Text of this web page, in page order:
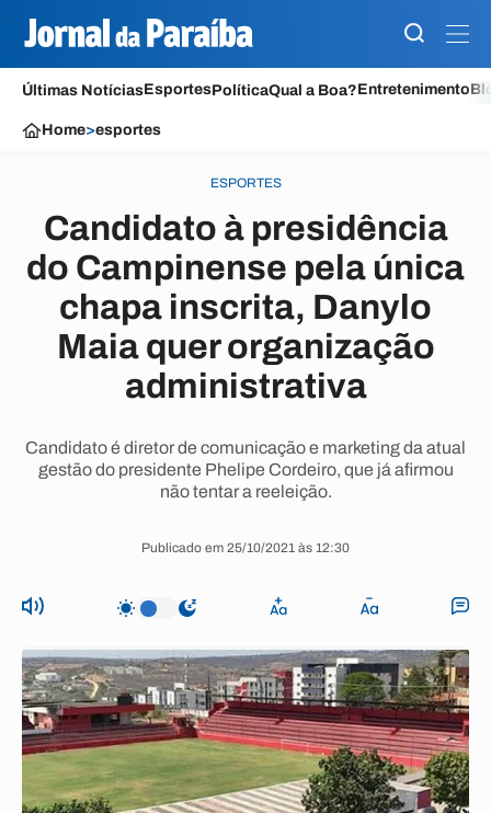
Últimas NotíciasEsportesPolíticaQual a Boa?Entretenimento
Home>esportes
ESPORTES
Candidato à presidência
do Campinense pela única
chapa inscrita, Danylo
Maia quer organização
administrativa
Candidato é diretor de comunicação e marketing da atual
gestão do presidente Phelipe Cordeiro, que já afirmou
não tentar a reeleição.
Publicado em 25/10/2021 às 12:30